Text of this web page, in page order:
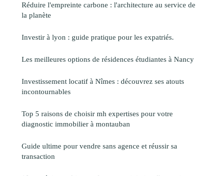
Réduire l'empreinte carbone : l'architecture au service de
la planète
Investir à lyon : guide pratique pour les expatriés.
Les meilleures options de résidences étudiantes à Nancy
Investissement locatif à Nîmes : découvrez ses atouts
incontournables
Top 5 raisons de choisir mh expertises pour votre
diagnostic immobilier à montauban
Guide ultime pour vendre sans agence et réussir sa
transaction